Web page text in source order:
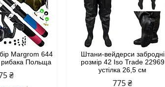
Margrom 644
рибака Польща
₴
Штани-вейдерси забродні
розмір 42 Iso Trade 22969
устілка 26,5 см
775 ₴